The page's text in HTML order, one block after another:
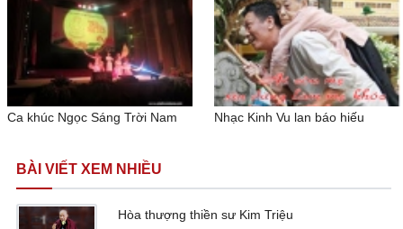
Ca khúc Ngọc Sáng Trời Nam Nhạc Kinh Vu lan báo hiếu
BÀI VIẾT XEM NHIỀU
Hòa thượng thiền sư Kim Triệu